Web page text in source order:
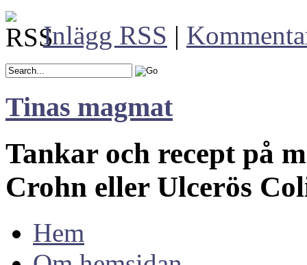
Inlägg RSS |
Tinas magmat
Tankar och recept på
Crohn eller Ulcerös
Hem